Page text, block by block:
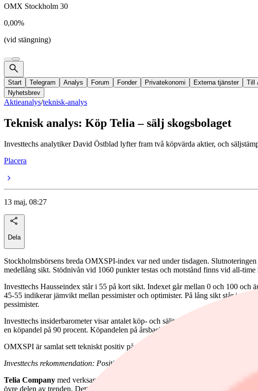
OMX Stockholm 30
0,00%
(vid stängning)
Start Telegram Analys Forum Fonder Privatekonomi Externa tjänster
Till
Nyhetsbrev
Aktieanalys/teknisk-analys
Teknisk analys: Köp Telia – sälj skogsbolaget
Investtechs analytiker David Östblad lyfter fram två köpvärda aktier, och
Placera
13 maj, 08:27
Dela
Stockholmsbörsens breda OMXSPI-index var ned under tisdagen.
medellång sikt. Stödnivån vid 1060 punkter testas och motstånd finns vid all-time
Investtechs Hausseindex står i 55 på kort sikt. Indexet går mellan 0 och 100
45-55 indikerar jämvikt mellan pessimister och optimister. På lång sikt står
pessimister.
Investtechs insiderbarometer visar antalet köp- och säljtransaktioner som har
en köpandel på 90 procent. Köpandelen på årsbasis är 82 procent.
OMXSPI är samlat sett tekniskt positiv på medellång sikt (1-6 månader). Vi
Investtechs rekommendation: Positivt
Telia Company med verksamhet inom telekomsektorn ser tekniskt stark ut.
övre delen av trenden. Detta signalerar optimistiska investerare och enligt